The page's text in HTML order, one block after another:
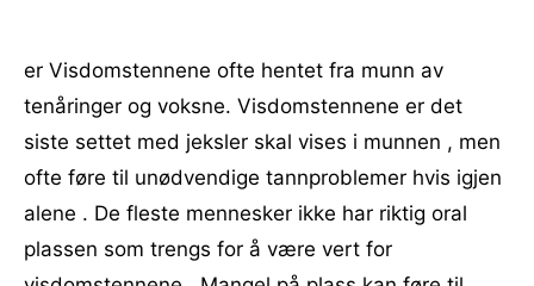
er Visdomstennene ofte hentet fra munn av
tenåringer og voksne. Visdomstennene er det
siste settet med jeksler skal vises i munnen , men
ofte føre til unødvendige tannproblemer hvis igjen
alene . De fleste mennesker ikke har riktig oral
plassen som trengs for å være vert for